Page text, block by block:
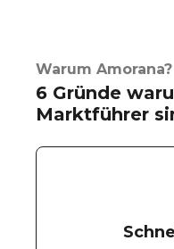
Warum Amorana?
6 Gründe
Marktführer